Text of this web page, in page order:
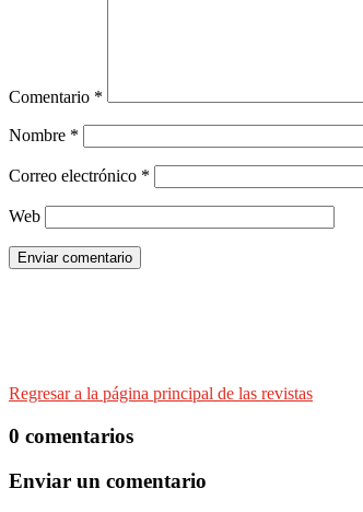
Comentario *
Nombre *
Correo electrónico *
Web
Enviar comentario
Regresar a la página principal de las revistas
0 comentarios
Enviar un comentario